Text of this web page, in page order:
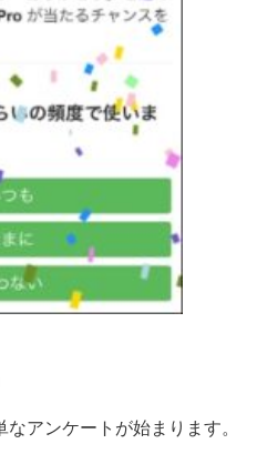
アンケートが始まります。